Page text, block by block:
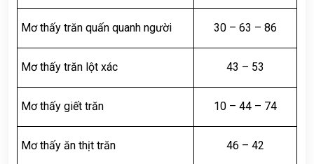
Mơ thấy trăn quấn quanh người 30 – 63 – 86
Mơ thấy trăn lột xác 43 – 53
Mơ thấy giết trăn 10 – 44 – 74
Mơ thấy ăn thịt trăn 46 – 42